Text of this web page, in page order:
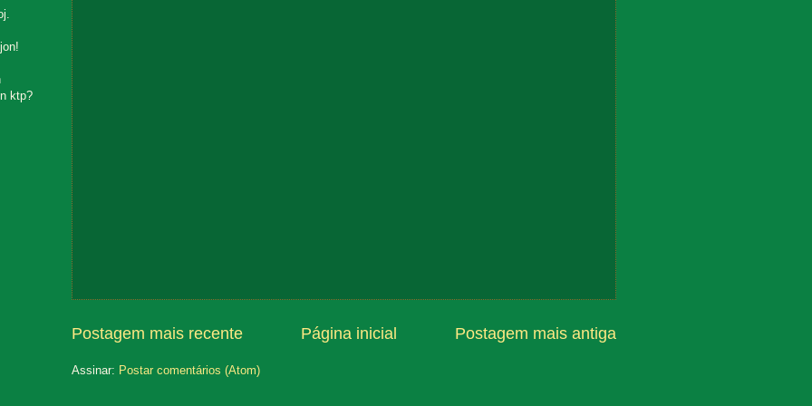
Postagem mais recente Postagem mais antiga
Página inicial
Assinar: Postar comentários (Atom)
ktp?